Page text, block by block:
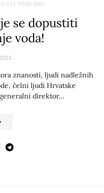
STOLOVI
se dopustiti
voda!
znanosti, ljudi nadležnih
čelni ljudi Hrvatske
direktor…